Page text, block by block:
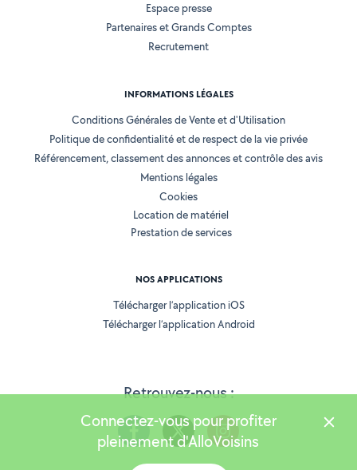
Retrouvez-nous :
Espace presse
Partenaires et Grands Comptes
Recrutement
INFORMATIONS LÉGALES
Conditions Générales de Vente et d'Utilisation
Politique de confidentialité et de respect de la vie privée
Référencement, classement des annonces et contrôle des avis
Mentions légales
Cookies
Location de matériel
Prestation de services
NOS APPLICATIONS
Télécharger l’application iOS
Télécharger l’application Android
Connectez-vous pour profiter
pleinement d'AlloVoisins